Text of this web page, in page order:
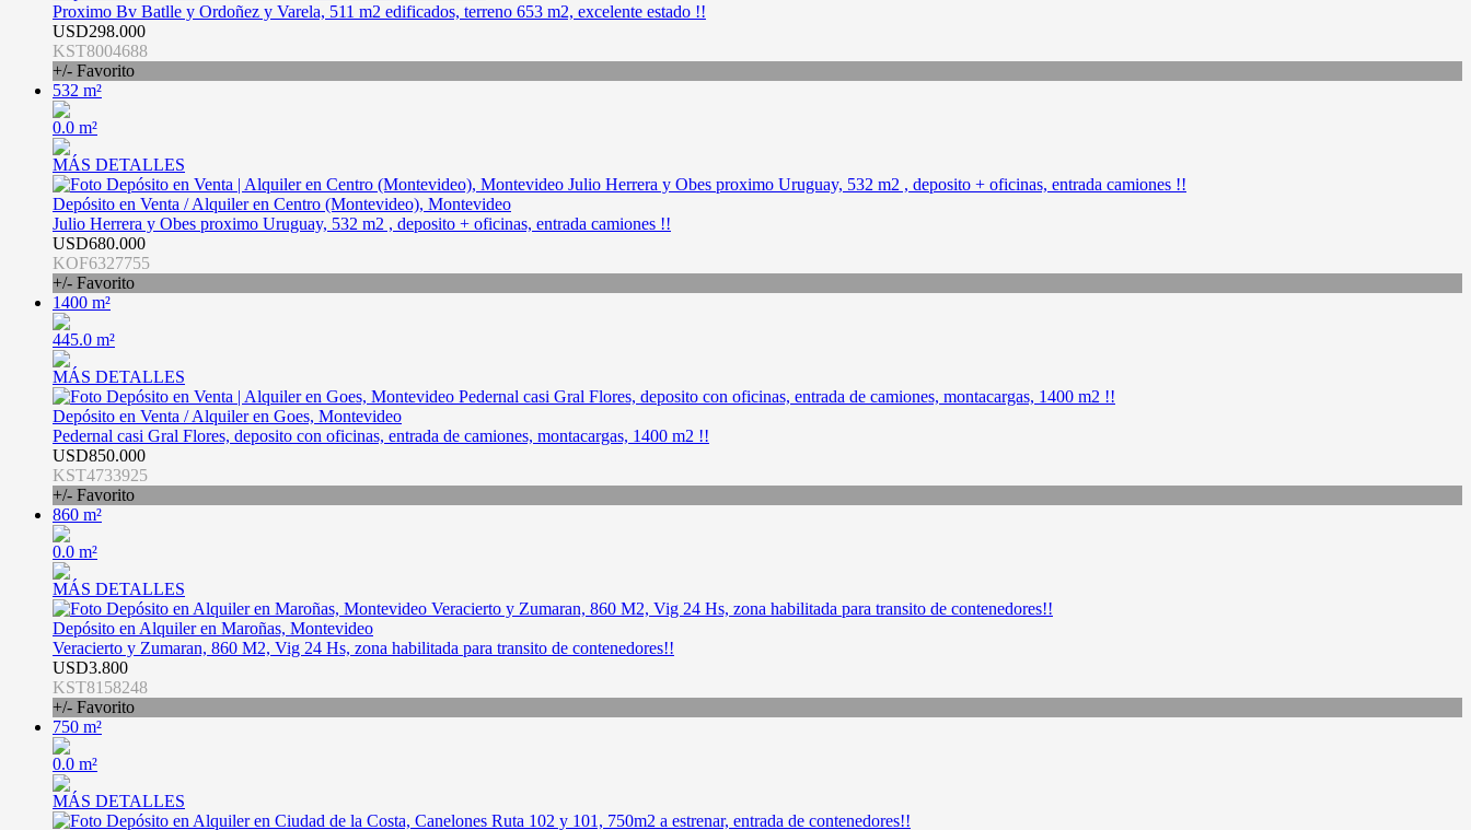
Proximo Bv Batlle y Ordoñez y Varela, 511 m2 edificados, terreno 653 m2, excelente estado !!
USD298.000
KST8004688
+/- Favorito
532 m²
0.0 m²
MÁS DETALLES
Depósito en Venta / Alquiler en Centro (Montevideo), Montevideo
Julio Herrera y Obes proximo Uruguay, 532 m2 , deposito + oficinas, entrada camiones !!
USD680.000
KOF6327755
+/- Favorito
1400 m²
445.0 m²
MÁS DETALLES
Depósito en Venta / Alquiler en Goes, Montevideo
Pedernal casi Gral Flores, deposito con oficinas, entrada de camiones, montacargas, 1400 m2 !!
USD850.000
KST4733925
+/- Favorito
860 m²
0.0 m²
MÁS DETALLES
Depósito en Alquiler en Maroñas, Montevideo
Veracierto y Zumaran, 860 M2, Vig 24 Hs, zona habilitada para transito de contenedores!!
USD3.800
KST8158248
+/- Favorito
750 m²
0.0 m²
MÁS DETALLES